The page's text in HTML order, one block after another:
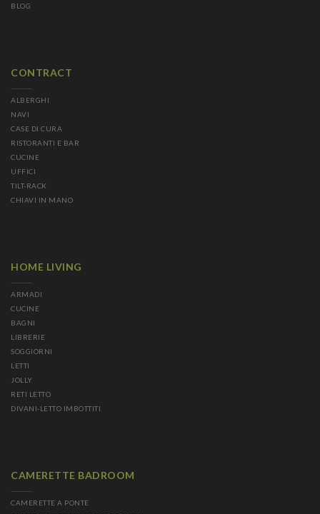
BLOG
CONTRACT
ALBERGHI
NAVI
CASE DI CURA
RISTORANTI E BAR
CUCINE
UFFICI
TILT-RACK
CHIAVI IN MANO
HOME LIVING
ARMADI
CUCINE
BAGNI
LIBRERIE
SOGGIORNI
LETTI
JOLLY
RETI LETTO
DIVANI-LETTO IMBOTTITI
CAMERETTE BADROOM
CAMERETTE A PONTE